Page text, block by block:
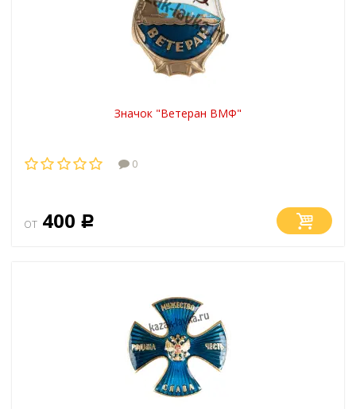
Значок "Ветеран ВМФ"
0
от 400 Р